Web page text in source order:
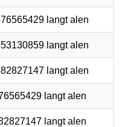
langt alen
langt alen
langt alen
langt alen
langt alen